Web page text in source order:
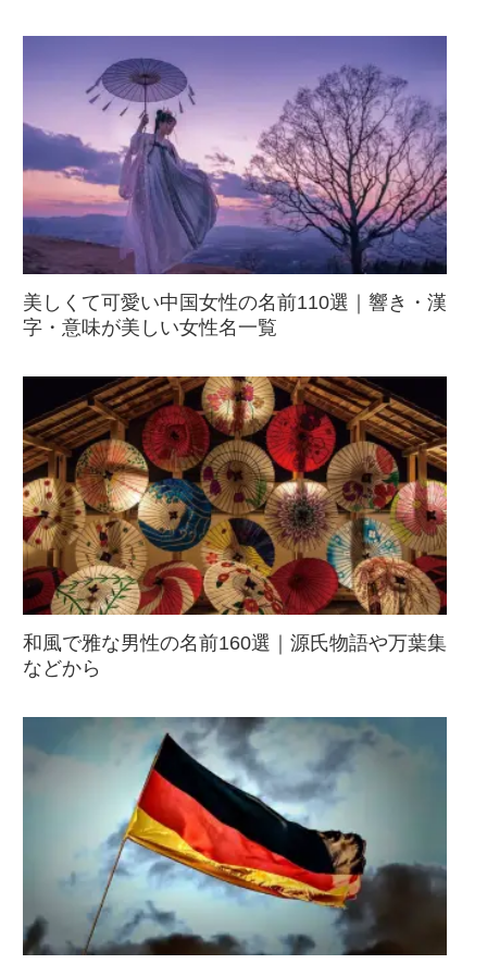
美しくて可愛い中国女性の名前110選｜響き・漢
字・意味が美しい女性名一覧
和風で雅な男性の名前160選｜源氏物語や万葉集
などから